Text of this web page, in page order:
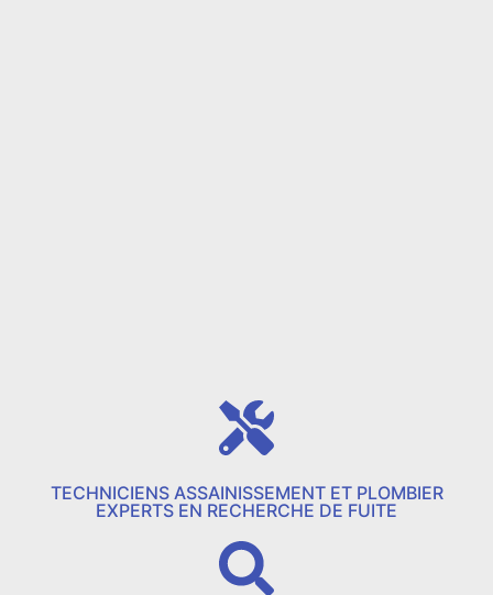
TECHNICIENS ASSAINISSEMENT ET PLOMBIER
EXPERTS EN RECHERCHE DE FUITE